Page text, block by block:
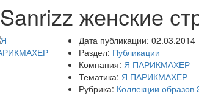
Sanrizz женские
Дата публикации: 02.03.2014
Раздел: Публикации
Компания: Я ПАРИКМАХЕР
Тематика: Я ПАРИКМАХЕР
Рубрика: Коллекции образов